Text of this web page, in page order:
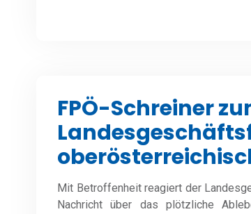
FPÖ-Schreiner
Mit Betroffenheit reagiert der
Nachricht über das plötzliche